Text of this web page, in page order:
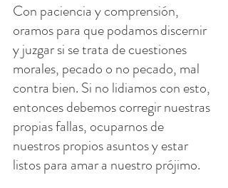
Con paciencia y comprensión,
oramos para que podamos discernir
y juzgar si se trata de cuestiones
morales, pecado o no pecado, mal
contra bien. Si no lidiamos con esto,
entonces debemos corregir nuestras
propias fallas, ocuparnos de
nuestros propios asuntos y estar
listos para amar a nuestro prójimo.